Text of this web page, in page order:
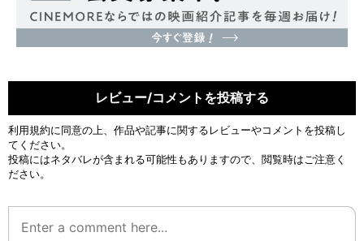
レビュー/コメントを投稿する
利用規約に同意の上、作品や記事に関するレビューやコメントを投稿し
てください。
投稿にはネタバレが含まれる可能性もありますので、閲覧時はご注意く
ださい。